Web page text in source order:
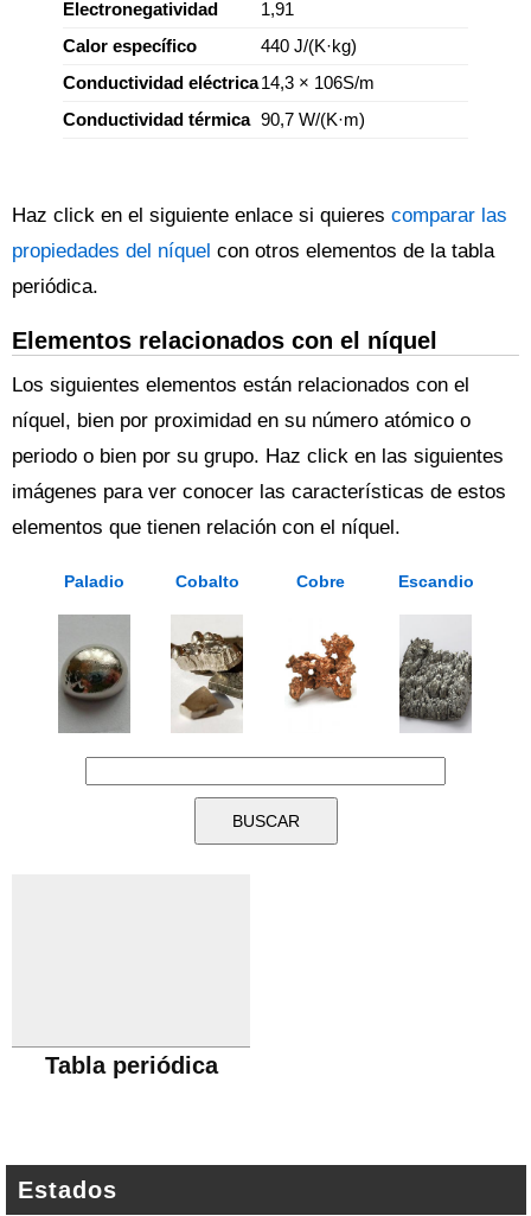
Electronegatividad
1,91
Calor específico
440 J/(K·kg)
Conductividad eléctrica14,3 × 106S/m
Conductividad térmica 90,7 W/(K·m)
Haz click en el siguiente enlace si quieres comparar las
propiedades del níquel con otros elementos de la tabla
periódica.
Elementos relacionados con el níquel
Los siguientes elementos están relacionados con el
níquel, bien por proximidad en su número atómico o
periodo o bien por su grupo. Haz click en las siguientes
imágenes para ver conocer las características de estos
elementos que tienen relación con el níquel.
Paladio Cobalto Cobre Escandio
Tabla periódica
Estados